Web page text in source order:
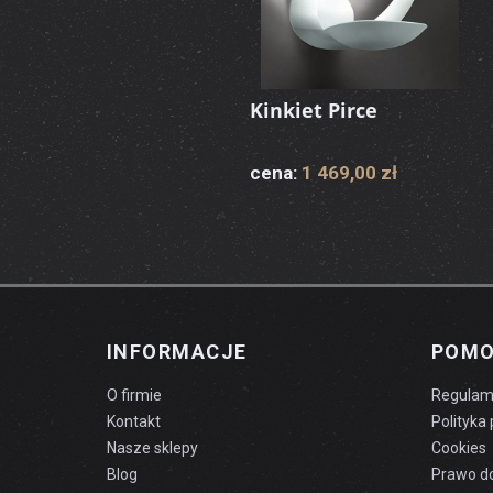
Kinkiet Pirce
cena: 1 469,00 zł
INFORMACJE
O firmie
Kontakt
Nasze sklepy
Blog
Polityka
Cookies
Prawo